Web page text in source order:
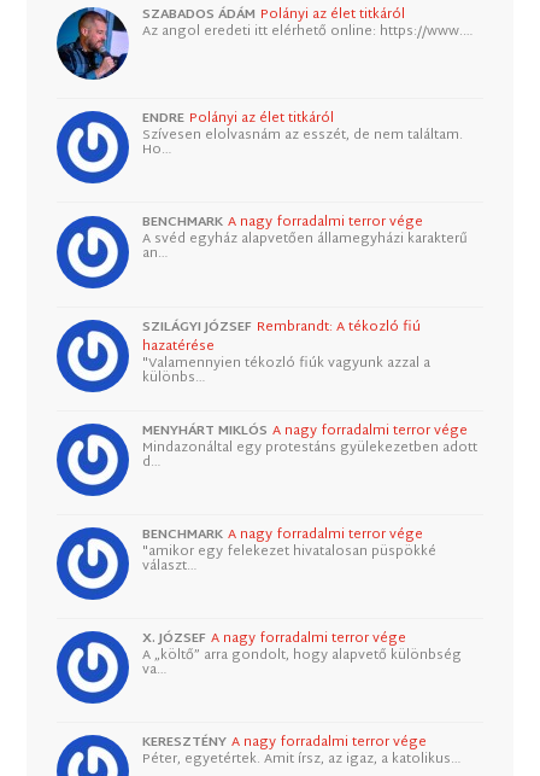
SZABADOS ÁDÁM Polányi az élet titkáról
Az angol eredeti itt elérhető online: https://www.…
ENDRE Polányi az élet titkáról
Szívesen elolvasnám az esszét, de nem találtam.
Ho…
BENCHMARK A nagy forradalmi terror vége
A svéd egyház alapvetően államegyházi karakterű
an…
SZILÁGYI JÓZSEF Rembrandt: A tékozló fiú
hazatérése
"Valamennyien tékozló fiúk vagyunk azzal a
különbs…
MENYHÁRT MIKLÓS A nagy forradalmi terror vége
Mindazonáltal egy protestáns gyülekezetben adott
d…
BENCHMARK A nagy forradalmi terror vége
"amikor egy felekezet hivatalosan püspökké
választ…
X. JÓZSEF A nagy forradalmi terror vége
A „költő” arra gondolt, hogy alapvető különbség
va…
KERESZTÉNY A nagy forradalmi terror vége
Péter, egyetértek. Amit írsz, az igaz, a katolikus…